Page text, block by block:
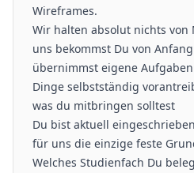
Wireframes.
Wir halten absolut nichts von
uns bekommst Du von
übernimmst eigene
Dinge selbstständig
was du mitbringen solltest
Du bist aktuell
für uns die einzige feste
Welches Studienfach Du